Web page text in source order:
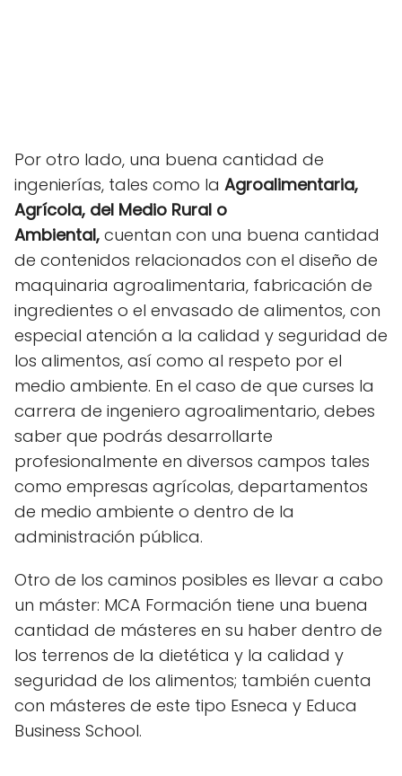
Por otro lado, una buena cantidad de
ingenierías, tales como la Agroalimentaria,
Agrícola, del Medio Rural o
Ambiental, cuentan con una buena cantidad
de contenidos relacionados con el diseño de
maquinaria agroalimentaria, fabricación de
ingredientes o el envasado de alimentos, con
especial atención a la calidad y seguridad de
los alimentos, así como al respeto por el
medio ambiente. En el caso de que curses la
carrera de ingeniero agroalimentario, debes
saber que podrás desarrollarte
profesionalmente en diversos campos tales
como empresas agrícolas, departamentos
de medio ambiente o dentro de la
administración pública.
Otro de los caminos posibles es llevar a cabo
un máster: MCA Formación tiene una buena
cantidad de másteres en su haber dentro de
los terrenos de la dietética y la calidad y
seguridad de los alimentos; también cuenta
con másteres de este tipo Esneca y Educa
Business School.